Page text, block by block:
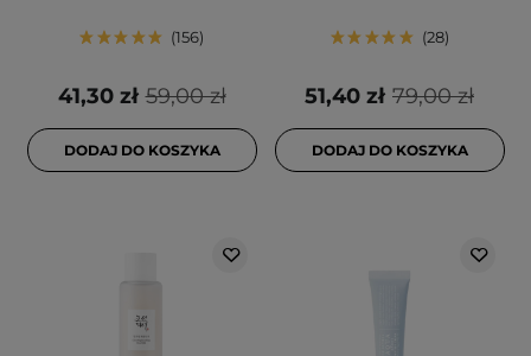
156
59,00 zł
41,30 zł
DODAJ DO KOSZYKA
28
79,00 zł
51,40 zł
DODAJ DO KOSZYKA